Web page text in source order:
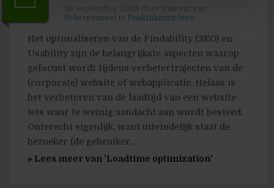
Vincent van
Scherpenseel
Praktijkinzichten
Het optimaliseren van de Findability (SEO) en
Usability zijn de belangrijkste aspecten waarop
gefocust wordt tijdens verbetertrajecten van de
(corporate) website of webapplicatie. Helaas is
het verbeteren van de laadtijd van een website
iets waar te weinig aandacht aan wordt besteed.
Onterecht eigenlijk, want uiteindelijk staat de
bezoeker (de gebruiker,...
» Lees meer van 'Loadtime optimization'